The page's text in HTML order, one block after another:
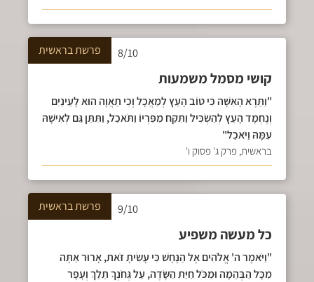
8/10 פרשתבראשית
קושי מסמל משמעות
"וַתֵּרֶא הָאִשָּׁה כִּי טוֹב הָעֵץ לְמַאֲכָל וְכִי תַאֲוָה הוּא לָעֵינַיִם
וְנֶחְמָד הָעֵץ לְהַשְׂכִּיל וַתִּקַּח מִפִּרְיוֹ וַתֹּאכַל, וַתִּתֵּן גַּם לְאִישָׁהּ
עִמָּהּ וַיֹּאכַל"
בראשית, פרק ג' פסוק ו'
9/10 פרשתבראשית
כל מעשה משפיע
"וַיֹּאמֶר ה' אֱלֹהִים אֶל הַנָּחָשׁ כִּי עָשִׂיתָ זֹּאת, אָרוּר אַתָּה
מִכָּל הַבְּהֵמָה וּמִכֹּל חַיַּת הַשָּׂדֶה, עַל גְּחֹנְךָ תֵלֵךְ וְעָפָר